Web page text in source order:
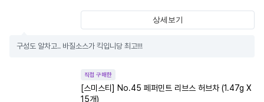
상세보기
구성도 알차고.. 바질소스가 킥입니당 최고!!!
직접 구매한
[스미스티] No.45 페퍼민트 리브스 허브차 (1.47g X
15개)